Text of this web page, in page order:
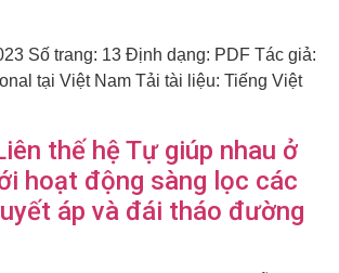
Số trang: 13 Định dạng: PDF Tác giả:
tại Việt Nam Tải tài liệu: Tiếng Việt
thế hệ Tự giúp nhau ở
hoạt động sàng lọc các
áp và đái tháo đường